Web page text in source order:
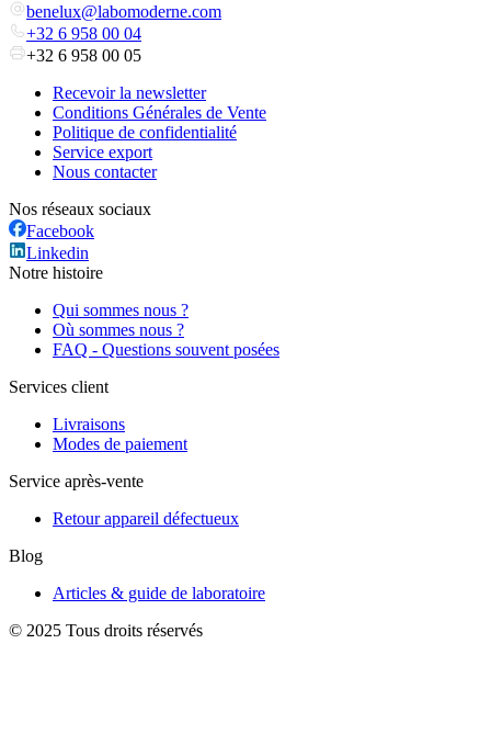
benelux@labomoderne.com
+32 6 958 00 04
+32 6 958 00 05
Recevoir la newsletter
Conditions Générales de Vente
Politique de confidentialité
Service export
Nous contacter
Nos réseaux sociaux
Facebook
Linkedin
Notre histoire
Qui sommes nous ?
Où sommes nous ?
FAQ - Questions souvent posées
Services client
Livraisons
Modes de paiement
Service après-vente
Retour appareil défectueux
Blog
Articles & guide de laboratoire
© 2025 Tous droits réservés